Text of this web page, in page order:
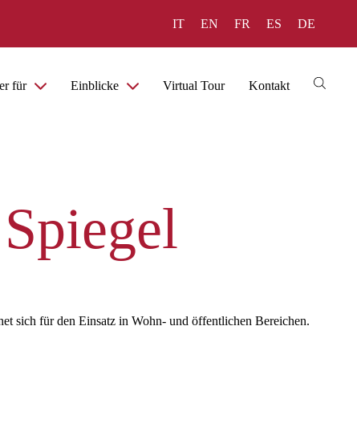
IT EN FR ES DE
für Einblicke Virtual Tour Kontakt
sich für den Einsatz in Wohn- und öffentlichen Bereichen.